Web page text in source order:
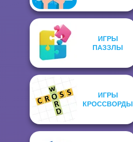
ИГРЫ
ПАЗЗЛЫ
ИГРЫ
КРОССВОРДЫ